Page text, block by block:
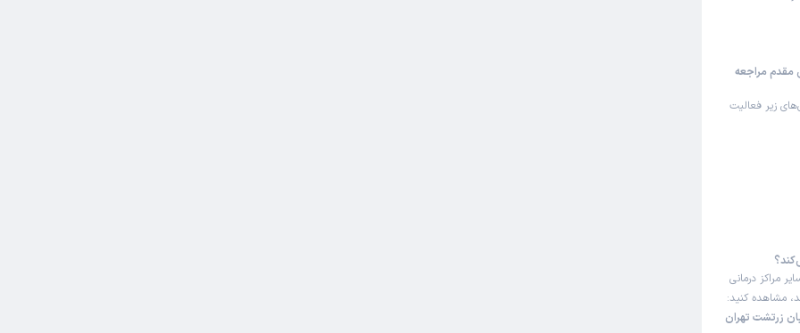
مقدم مراجعه
زیر فعالیت
مراکز درمانی
مشاهده کنید:
زرتشت تهران